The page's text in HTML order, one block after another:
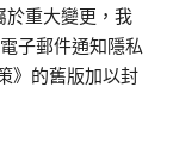
於重大變更，我
子郵件通知隱私
》的舊版加以封